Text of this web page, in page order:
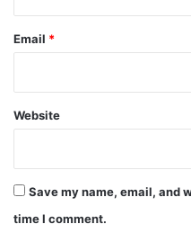
Email *
Website
Save my name, email, and
time I comment.